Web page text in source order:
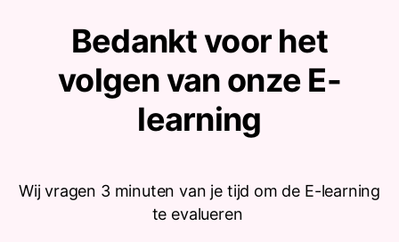
Bedankt voor het
volgen van onze E-
learning
Wij vragen 3 minuten van je tijd om de E-learning
te evalueren